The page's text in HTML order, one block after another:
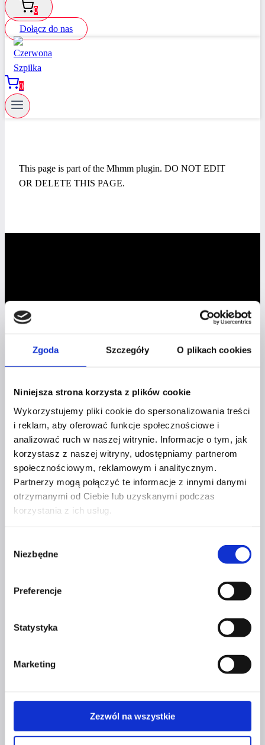
Zgoda Szczegóły O plikach cookies
Niniejsza strona korzysta z plików cookie
Wykorzystujemy pliki cookie do spersonalizowania treści
i reklam, aby oferować funkcje społecznościowe i
analizować ruch w naszej witrynie. Informacje o tym, jak
korzystasz z naszej witryny, udostępniamy partnerom
społecznościowym, reklamowym i analitycznym.
Partnerzy mogą połączyć te informacje z innymi danymi
otrzymanymi od Ciebie lub uzyskanymi podczas
korzystania z ich usług.
zgody
Niezbędne
Preferencje
Statystyka
Marketing
Zezwól na wszystkie
0
Dołącz do nas
0
This page is part of the Mhmm plugin. DO NOT EDIT
OR DELETE THIS PAGE.
Szpilka
Profil instagram Czerwona
Profil tiktok Czerwona Szpilka
Szpilka
Kontakt
kontakt@czerwonaszpilka.pl
+48 577 333 077
Dokumenty